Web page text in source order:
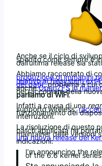
Anche se il ciclo di
spedito come sempre è
dall’ultima release sia
Abbiamo raccontato di
produzione di immagini
relativo al filesystem
dei dati), problema a cui
ancheOpenZFS in
nel raccontare della
parliamo di WiFi.
Infatti a causa di una
supporto wireless,
funzionamento dei
interruzioni.
La risoluzione di questo
patch applicata ha
maintainer delle versioni
una nuova release del
indicazioni:
I’m announcing the
of the 6.6 kernel